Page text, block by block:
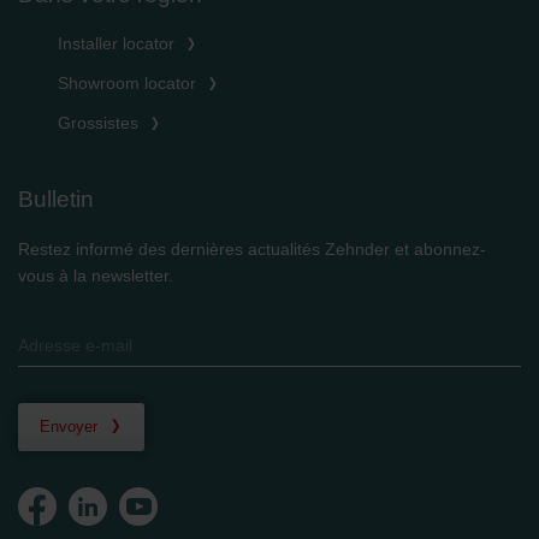
Installer locator
Showroom locator
Grossistes
Bulletin
Restez informé des dernières actualités Zehnder et abonnez-
vous à la newsletter.
Envoyer